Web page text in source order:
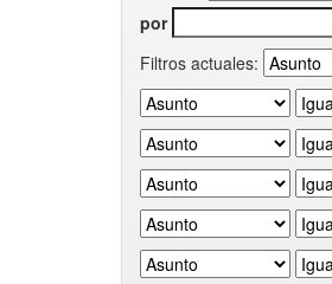
por
Filtros actuales: